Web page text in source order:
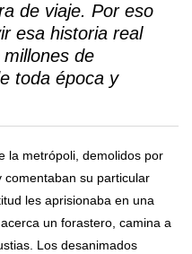
de viaje. Por eso
esa historia real
de
toda época y
la metrópoli, demolidos por
comentaban su particular
les aprisionaba en una
un forastero, camina a
Los desanimados